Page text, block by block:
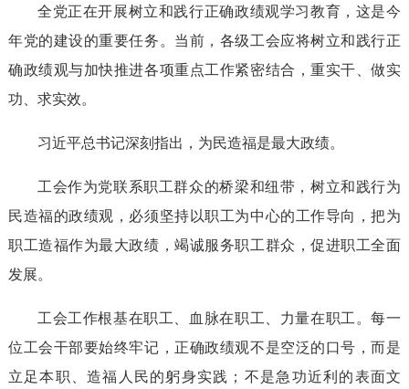
全党正在开展树立和践行正确政绩观学习教育，这是今
年党的建设的重要任务。当前，各级工会应将树立和践行正
确政绩观与加快推进各项重点工作紧密结合，重实干、做实
功、求实效。
习近平总书记深刻指出，为民造福是最大政绩。
工会作为党联系职工群众的桥梁和纽带，树立和践行为
民造福的政绩观，必须坚持以职工为中心的工作导向，把为
职工造福作为最大政绩，竭诚服务职工群众，促进职工全面
发展。
工会工作根基在职工、血脉在职工、力量在职工。每一
位工会干部要始终牢记，正确政绩观不是空泛的口号，而是
立足本职、造福人民的躬身实践；不是急功近利的表面文